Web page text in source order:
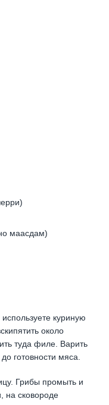
маасдам)
куриную
около
туда филе. Варить
готовности мяса.
Грибы промыть и
на сковороде